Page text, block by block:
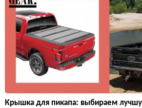
Крышка для пикапа: выбираем